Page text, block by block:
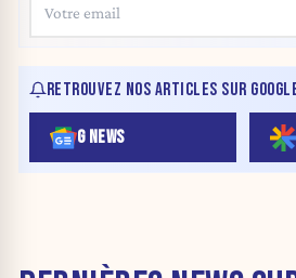
RETROUVEZ NOS ARTICLES SUR
G NEWS